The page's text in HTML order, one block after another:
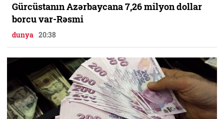
Gürcüstanın Azərbaycana 7,26 milyon dollar
borcu var-Rəsmi
dunya 20:38